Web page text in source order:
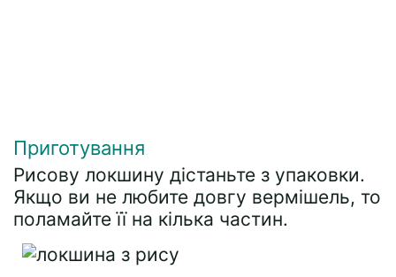
Приготування
Рисову локшину дістаньте з упаковки.
Якщо ви не любите довгу вермішель, то
поламайте її на кілька частин.